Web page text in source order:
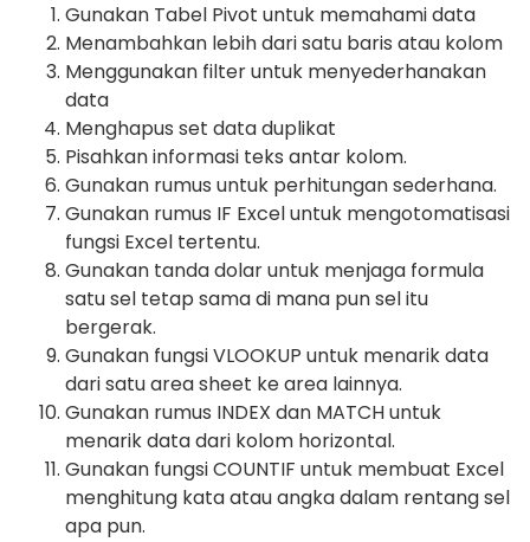
Gunakan Tabel Pivot untuk memahami data
Menambahkan lebih dari satu baris atau kolom
Menggunakan filter untuk menyederhanakan
data
Menghapus set data duplikat
Pisahkan informasi teks antar kolom.
Gunakan rumus untuk perhitungan sederhana.
Gunakan rumus IF Excel untuk mengotomatisasi
fungsi Excel tertentu.
Gunakan tanda dolar untuk menjaga formula
satu sel tetap sama di mana pun sel itu
bergerak.
Gunakan fungsi VLOOKUP untuk menarik data
dari satu area sheet ke area lainnya.
Gunakan rumus INDEX dan MATCH untuk
menarik data dari kolom horizontal.
Gunakan fungsi COUNTIF untuk membuat Excel
menghitung kata atau angka dalam rentang sel
apa pun.